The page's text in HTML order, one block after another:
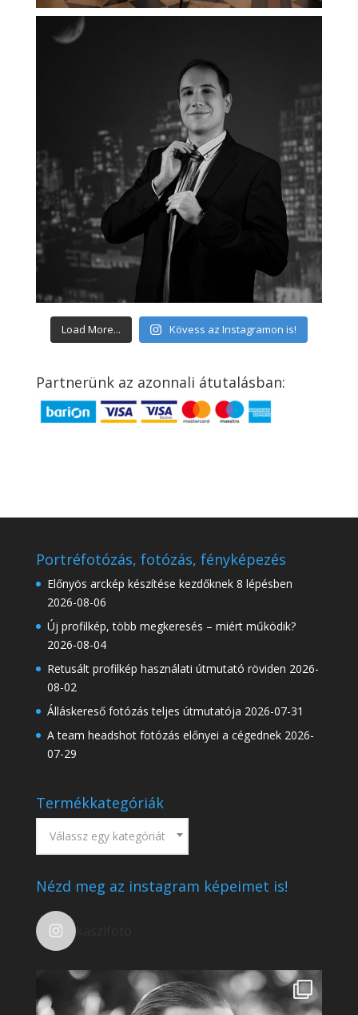
Load More... Kövess az Instagramon is!
Partnerünk az azonnali átutalásban:
Portréfotózás, fotózás, fényképezés
Előnyös arckép készítése kezdőknek 8 lépésben
2026-08-06
Új profilkép, több megkeresés – miért működik?
2026-08-04
Retusált profilkép használati útmutató röviden 2026-
08-02
Álláskereső fotózás teljes útmutatója 2026-07-31
A team headshot fotózás előnyei a cégednek 2026-
07-29
Termékkategóriák
Válassz egy kategóriát
Nézd meg az instagram képeimet is!
kaszifoto